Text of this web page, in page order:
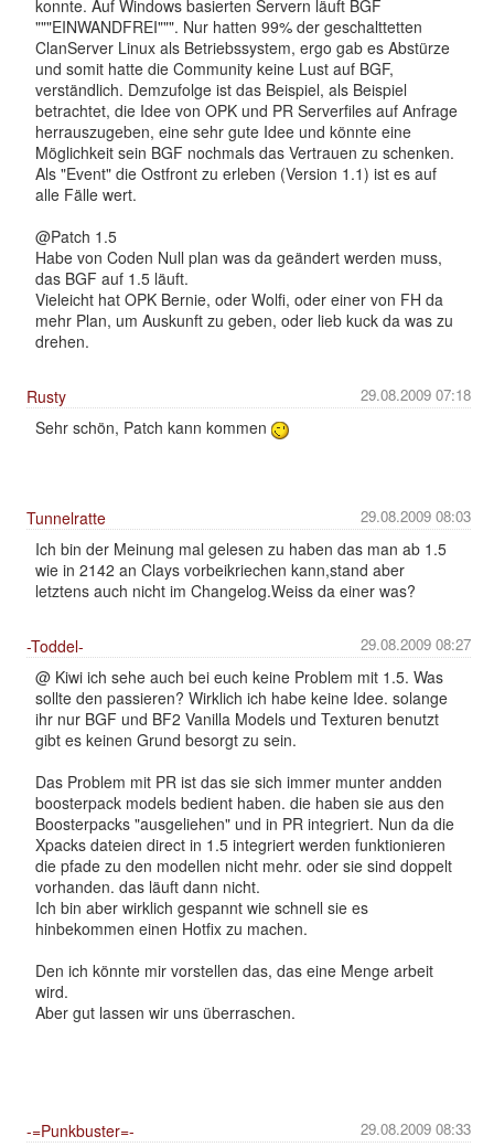
konnte. Auf Windows basierten Servern läuft BGF
"""EINWANDFREI""". Nur hatten 99% der geschalttetten
ClanServer Linux als Betriebssystem, ergo gab es Abstürze
und somit hatte die Community keine Lust auf BGF,
verständlich. Demzufolge ist das Beispiel, als Beispiel
betrachtet, die Idee von OPK und PR Serverfiles auf Anfrage
herrauszugeben, eine sehr gute Idee und könnte eine
Möglichkeit sein BGF nochmals das Vertrauen zu schenken.
Als "Event" die Ostfront zu erleben (Version 1.1) ist es auf
alle Fälle wert.
@Patch 1.5
Habe von Coden Null plan was da geändert werden muss,
das BGF auf 1.5 läuft.
Vieleicht hat OPK Bernie, oder Wolfi, oder einer von FH da
mehr Plan, um Auskunft zu geben, oder lieb kuck da was zu
drehen.
29.08.2009 07:18
Rusty
Sehr schön, Patch kann kommen
29.08.2009 08:03
Tunnelratte
Ich bin der Meinung mal gelesen zu haben das man ab 1.5
wie in 2142 an Clays vorbeikriechen kann,stand aber
letztens auch nicht im Changelog.Weiss da einer was?
29.08.2009 08:27
-Toddel-
@ Kiwi ich sehe auch bei euch keine Problem mit 1.5. Was
sollte den passieren? Wirklich ich habe keine Idee. solange
ihr nur BGF und BF2 Vanilla Models und Texturen benutzt
gibt es keinen Grund besorgt zu sein.
Das Problem mit PR ist das sie sich immer munter andden
boosterpack models bedient haben. die haben sie aus den
Boosterpacks "ausgeliehen" und in PR integriert. Nun da die
Xpacks dateien direct in 1.5 integriert werden funktionieren
die pfade zu den modellen nicht mehr. oder sie sind doppelt
vorhanden. das läuft dann nicht.
Ich bin aber wirklich gespannt wie schnell sie es
hinbekommen einen Hotfix zu machen.
Den ich könnte mir vorstellen das, das eine Menge arbeit
wird.
Aber gut lassen wir uns überraschen.
29.08.2009 08:33
-=Punkbuster=-